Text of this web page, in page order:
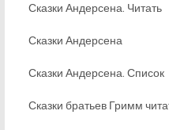
Сказки Андерсена. Читать
Сказки Андерсена
Сказки Андерсена. Список
Сказки братьев Гримм